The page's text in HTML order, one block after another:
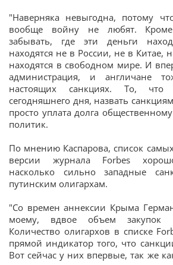
"Наверняка невыгодна, потому
вообще войну не любят.
забывать, где эти деньги
находятся не в России, не в Китае,
находятся в свободном мире. И
администрация, и англичане
настоящих санкциях. То, что
сегодняшнего дня, назвать
просто уплата долга
политик.
По мнению Каспарова, список
версии журнала Forbes
насколько сильно западные
путинским олигархам.
"Со времен аннексии Крыма
моему, вдвое объем закупок
Количество олигархов в списке
прямой индикатор того, что
Вот сейчас у них впервые, так же